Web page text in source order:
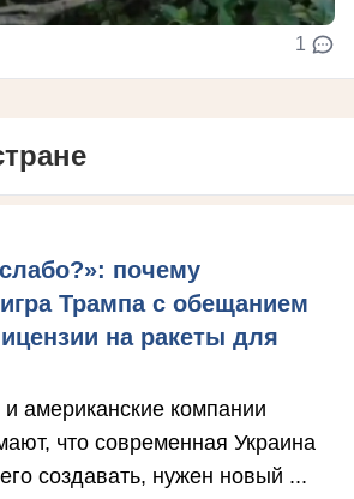
1
почему
Трампа с обещанием
на ракеты для
американские компании
что современная Украина
создавать, нужен новый ...